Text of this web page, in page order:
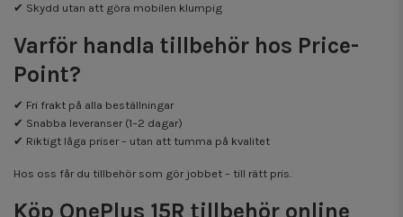
✔ Skydd utan att göra mobilen klumpig
Varför handla tillbehör hos Price-
Point?
✔ Fri frakt på alla beställningar
✔ Snabba leveranser (1–2 dagar)
✔ Riktigt låga priser – utan att tumma på kvalitet
Hos oss får du tillbehör som gör jobbet – till rätt pris.
Köp OnePlus 15R tillbehör online